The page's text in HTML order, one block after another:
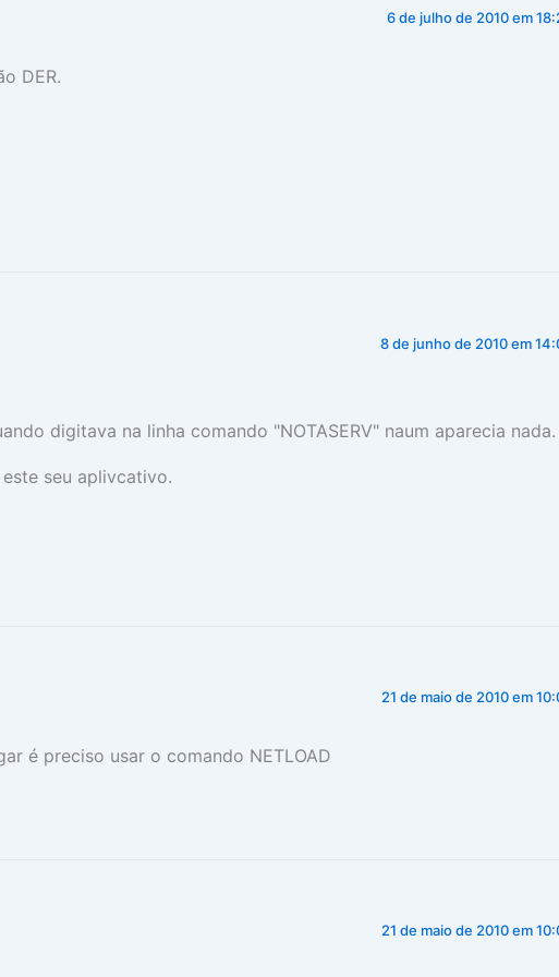
6 de julho de 2010 em
DER.
8 de junho de 2010 em
digitava na linha comando "NOTASERV" naum aparecia nada.
seu aplivcativo.
21 de maio de 2010 em
é preciso usar o comando NETLOAD
21 de maio de 2010 em